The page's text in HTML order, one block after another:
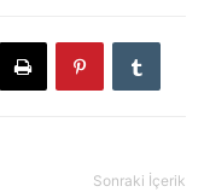
Sonraki İçerik